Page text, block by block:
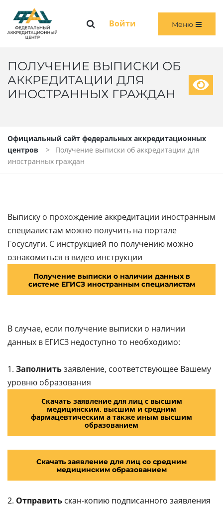
Войти Меню
ПОЛУЧЕНИЕ ВЫПИСКИ ОБ
АККРЕДИТАЦИИ ДЛЯ
ИНОСТРАННЫХ ГРАЖДАН
Официальный сайт федеральных аккредитационных
центров
Получение выписки об аккредитации для
иностранных граждан
Выписку о прохождение аккредитации иностранным
специалистам можно получить на портале
Госуслуги. С инструкцией по получению можно
ознакомиться в видео инструкции
Получение выписки о наличии данных в
системе ЕГИСЗ иностранным специалистам
В случае, если получение выписки о наличии
данных в ЕГИСЗ недоступно то необходимо:
1. Заполнитьзаявление, соответствующее Вашему
уровню образования
Скачать заявление для лиц с высшим
медицинским, высшим и средним
фармацевтическим а также иным высшим
образованием
Скачать заявление для лиц со средним
медицинским образованием
2. Отправить скан-копию подписанного заявления
ГЛАВНАЯ
ОБЩАЯ ИНФОРМАЦИЯ
ЧЛЕНАМ АККРЕДИТАЦИОННЫХ КОМИССИЙ
ВОЙТИ